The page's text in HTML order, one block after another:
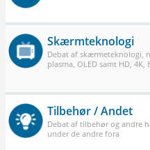
Skærmteknologi
Debat af skærmeteknologi,
plasma, OLED samt HD, 4K,
Tilbehør / Andet
Debat af tilbehør og andre
under de andre fora